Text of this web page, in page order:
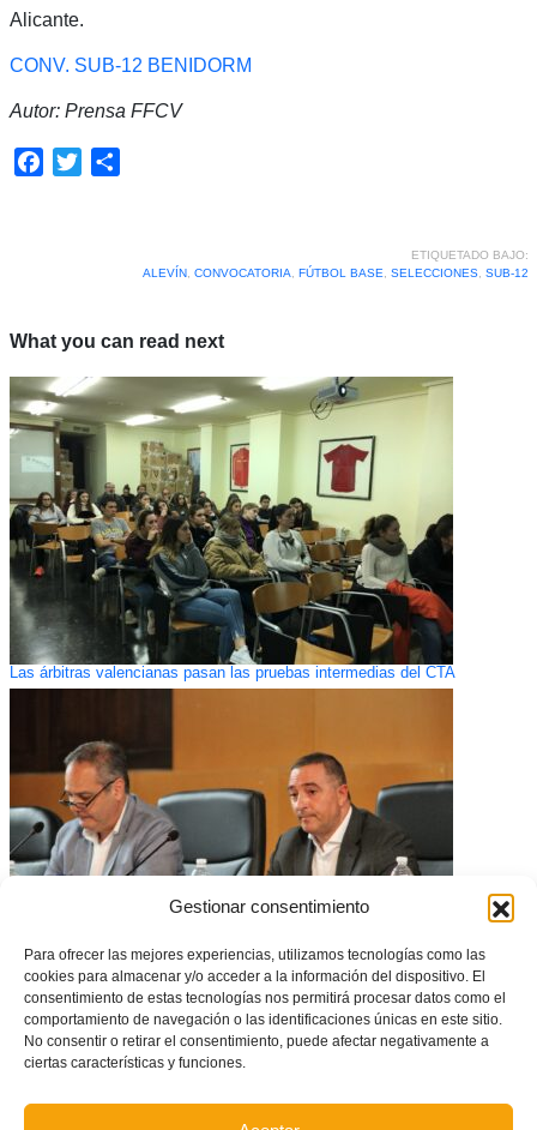
Gestionar consentimiento
Para ofrecer las mejores experiencias, utilizamos tecnologías como las
cookies para almacenar y/o acceder a la información del dispositivo. El
consentimiento de estas tecnologías nos permitirá procesar datos como el
comportamiento de navegación o las identificaciones únicas en este sitio.
No consentir o retirar el consentimiento, puede afectar negativamente a
ciertas características y funciones.
Alicante.
CONV. SUB-12 BENIDORM
Autor: Prensa FFCV
Facebook
Twitter
ETIQUETADO BAJO:
ALEVÍN, CONVOCATORIA FÚTBOL BASE SELECCIONES, SUB-12
What you can read next
Las árbitras valencianas pasan las pruebas intermedias del CTA
La FFCV, la federación deportiva más transparente de España según
Dyntra